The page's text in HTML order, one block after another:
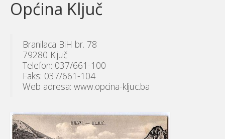
Općina Ključ
Branilaca BiH br. 78
79280 Ključ
Telefon: 037/661-100
Faks: 037/661-104
Web adresa: www.opcina-kljuc.ba